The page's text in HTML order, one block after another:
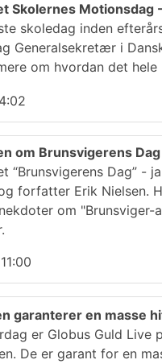
Skolernes
skoledag inden
Generalsekretær i
om hvordan det hele
4:02
om Brunsvigerens
“Brunsvigerens Dag” -
forfatter Erik Nielsen.
om
11:00
garanterer en masse
er Globus Guld Live
De er garant for en